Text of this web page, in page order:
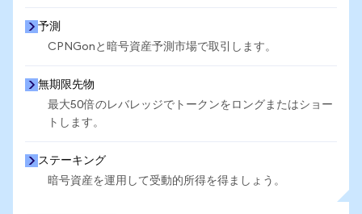
予測
CPNGonと暗号資産予測市場で取引します。
無期限先物
最大50倍のレバレッジでトークンをロングまたはショー
トします。
ステーキング
暗号資産を運用して受動的所得を得ましょう。